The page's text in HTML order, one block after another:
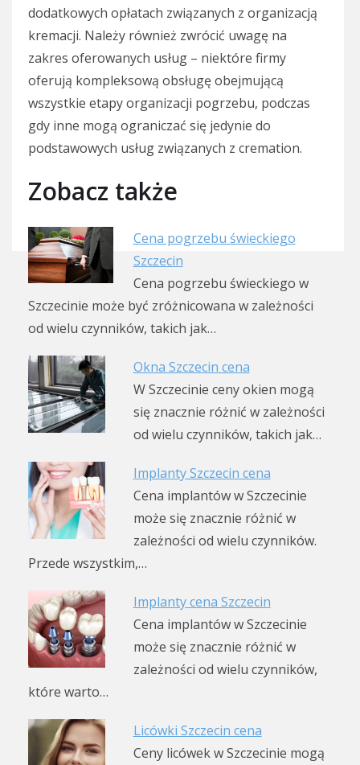
dodatkowych opłatach związanych z organizacją
kremacji. Należy również zwrócić uwagę na
zakres oferowanych usług – niektóre firmy
oferują kompleksową obsługę obejmującą
wszystkie etapy organizacji pogrzebu, podczas
gdy inne mogą ograniczać się jedynie do
podstawowych usług związanych z cremation.
Zobacz także
Cena pogrzebu świeckiego
Szczecin
Cena pogrzebu świeckiego w
Szczecinie może być zróżnicowana w zależności
od wielu czynników, takich jak…
Okna Szczecin cena
W Szczecinie ceny okien mogą
się znacznie różnić w zależności
od wielu czynników, takich jak…
Implanty Szczecin cena
Cena implantów w Szczecinie
może się znacznie różnić w
zależności od wielu czynników.
Przede wszystkim,…
Implanty cena Szczecin
Cena implantów w Szczecinie
może się znacznie różnić w
zależności od wielu czynników,
które warto…
Licówki Szczecin cena
Ceny licówek w Szczecinie mogą